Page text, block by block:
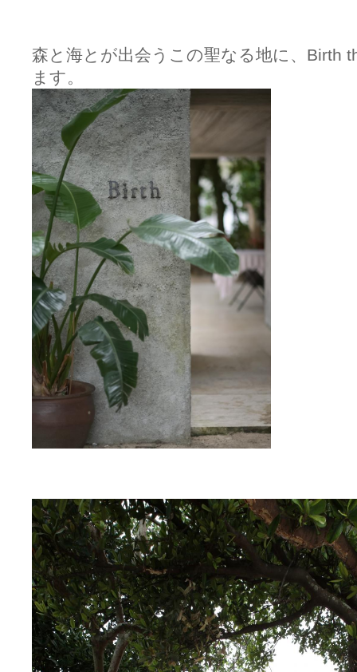
森と海とが出会うこの聖なる地に、Birth
ます。